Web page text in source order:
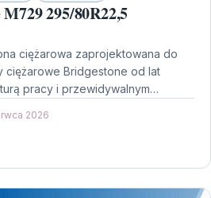
295/80R22,5
ciężarowa zaprojektowana do
Bridgestone od lat
pracy i przewidywalnym
2026